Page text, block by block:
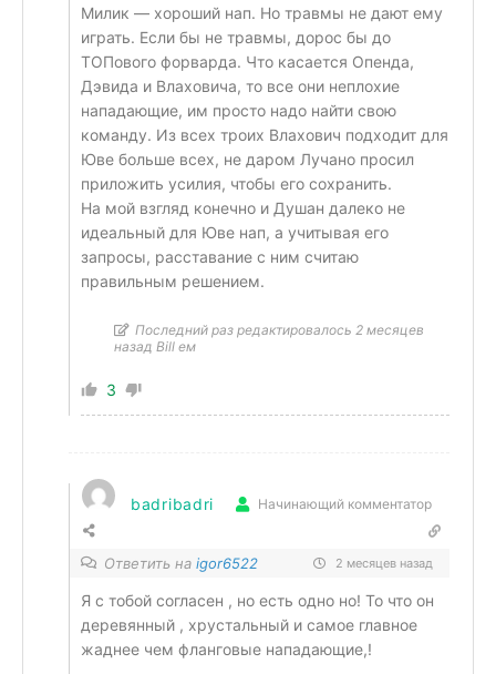
Милик — хороший нап. Но травмы не дают ему
играть. Если бы не травмы, дорос бы до
ТОПового форварда. Что касается Опенда,
Дэвида и Влаховича, то все они неплохие
нападающие, им просто надо найти свою
команду. Из всех троих Влахович подходит для
Юве больше всех, не даром Лучано просил
приложить усилия, чтобы его сохранить.
На мой взгляд конечно и Душан далеко не
идеальный для Юве нап, а учитывая его
запросы, расставание с ним считаю
правильным решением.
Последний раз редактировалось 2 месяцев
назад Bill ем
3
badribadri Начинающий комментатор
Ответить на igor6522 2 месяцев назад
Я с тобой согласен , но есть одно но! То что он
деревянный , хрустальный и самое главное
жаднее чем фланговые нападающие,!